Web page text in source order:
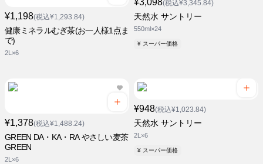
¥1,198(税込¥1,293.84)
健康ミネラルむぎ茶(お一人様1点ま
で)
2L×6
¥3,098(税込¥3,345.84)
天然水 サントリー
550ml×24
¥ スーパー価格
¥1,378(税込¥1,488.24)
GREEN DA・KA・RA やさしい麦茶
GREEN
2L×6
¥948(税込¥1,023.84)
天然水 サントリー
2L×6
¥ スーパー価格